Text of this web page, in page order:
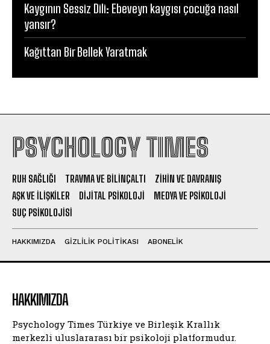
Kaygının Sessiz Dili: Ebeveyn kaygısı çocuğa nasıl
yansır?
Kağıttan Bir Bellek Yaratmak
PSYCHOLOGY TIMES
RUH SAĞLIĞI TRAVMA VE BILINÇALTI
ZIHIN VE DAVRANIŞ
AŞK VE İLIŞKILER
DIJITAL PSIKOLOJI
MEDYA VE PSIKOLOJI
SUÇ PSIKOLOJISI
HAKKIMIZDA GIZLILIK POLITIKASI ABONELIK
HAKKIMIZDA
Psychology Times Türkiye ve Birleşik Krallık
merkezli uluslararası bir psikoloji platformudur.